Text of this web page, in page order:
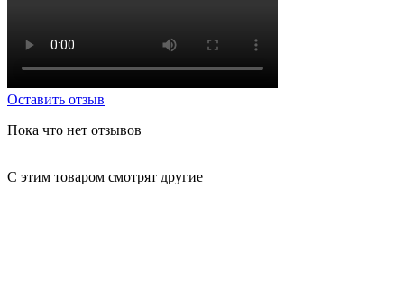
Оставить отзыв
Пока что нет отзывов
С этим товаром смотрят другие